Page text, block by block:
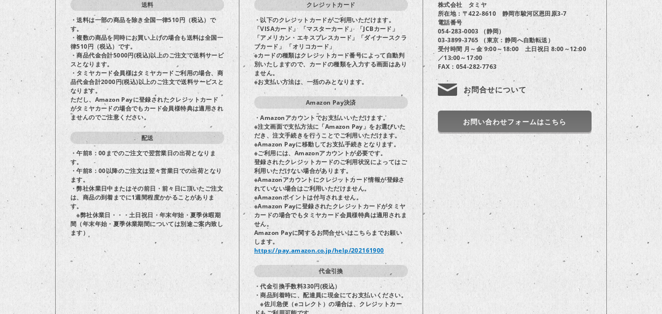
送料
・送料は一部の商品を除き全国一律510円（税込）で
す。
・複数の商品を同時にお買い上げの場合も送料は全国一
律510円（税込）です。
・商品代金合計5000円(税込)以上のご注文で送料サービ
スとなります。
・タミヤカード会員様はタミヤカードご利用の場合、商
品代金合計2000円(税込)以上のご注文で送料サービスと
なります。
ただし、Amazon Payに登録されたクレジットカード
がタミヤカードの場合でもカード会員様特典は適用され
ませんのでご注意ください。
配送
・午前8：00までのご注文で翌営業日の出荷となりま
す。
・午前8：00以降のご注文は翌々営業日での出荷となり
ます。
・弊社休業日中またはその前日・前々日に頂いたご注文
は、商品の到着までに1週間程度かかることがありま
す。
※弊社休業日・・・土日祝日・年末年始・夏季休暇期
間（年末年始・夏季休業期間については別途ご案内致し
ます）
クレジットカード
・以下のクレジットカードがご利用いただけます。
「VISAカード」 「マスターカード」 「JCBカード」
「アメリカン・エキスプレスカード」「ダイナースクラ
ブカード」 「オリコカード」
※カードの種類はクレジットカード番号によって自動判
別いたしますので、カードの種類を入力する画面はあり
ません。
※お支払い方法は、一括のみとなります。
Amazon Pay決済
・Amazonアカウントでお支払いいただけます。
※注文画面で支払方法に「Amazon Pay」をお選びいた
だき、注文手続きを行うことでご利用いただけます。
※Amazon Payに移動してお支払手続きとなります。
※ご利用には、Amazonアカウントが必要です。
登録されたクレジットカードのご利用状況によってはご
利用いただけない場合があります。
※Amazonアカウントにクレジットカード情報が登録さ
れていない場合はご利用いただけません。
※Amazonポイントは付与されません。
※Amazon Payに登録されたクレジットカードがタミヤ
カードの場合でもタミヤカード会員様特典は適用されま
せん。
Amazon Payに関するお問合せいはこちらまでお願い
します。
https://pay.amazon.co.jp/help/202161900
代金引換
・代金引換手数料330円(税込）
・商品到着時に、配達員に現金にてお支払いください。
※佐川急便（eコレクト）の場合は、クレジットカー
株式会社 タミヤ
所在地：〒422-8610 静岡市駿河区恩田原3-7
電話番号
054-283-0003 （静岡）
03-3899-3765 （東京：静岡へ自動転送）
受付時間 月～金 9:00～18:00 土日祝日 8:00～12:00
／13:00～17:00
FAX：054-282-7763
お問合せについて
お問い合わせフォームはこちら